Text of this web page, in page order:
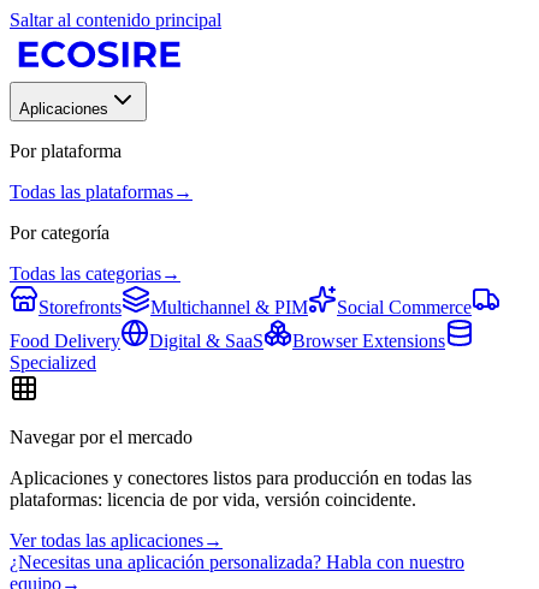
Saltar al contenido principal
Aplicaciones
Por plataforma
Todas las plataformas→
Por categoría
Todas las categorias→
Storefronts
Multichannel & PIM
Social Commerce
Food Delivery
Digital & SaaS
Browser Extensions
Specialized
Navegar por el mercado
Aplicaciones y conectores listos para producción en todas las
plataformas: licencia de por vida, versión coincidente.
Ver todas las aplicaciones→
¿Necesitas una aplicación personalizada? Habla con nuestro
equipo→